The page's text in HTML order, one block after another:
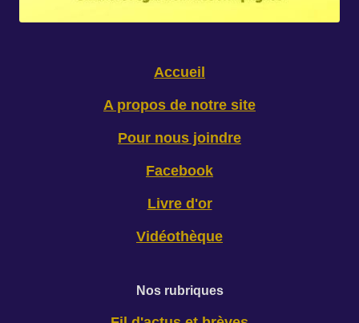
Accueil
A propos de notre site
Pour nous joindre
Facebook
Livre d'or
Vidéothèque
Nos rubriques